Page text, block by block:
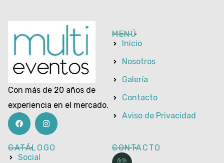
Con más de 20 años de
experiencia en el mercado.
MENÚ
Inicio
Nosotros
Galería
Contacto
Aviso de Privacidad
CATÁLOGO
Social
CONTACTO